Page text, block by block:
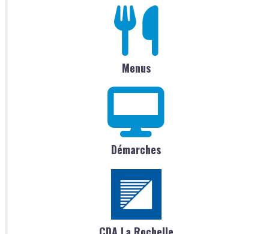
Menus
Démarches